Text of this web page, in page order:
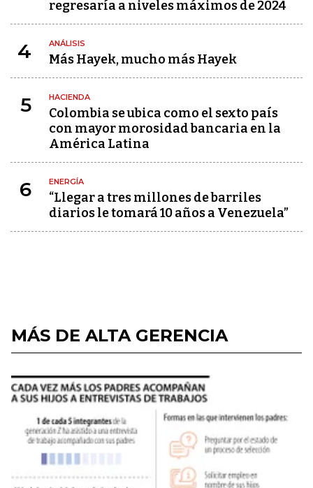
regresaría a niveles máximos de 2024
4 ANÁLISIS
Más Hayek, mucho más Hayek
5 HACIENDA
Colombia se ubica como el sexto país
con mayor morosidad bancaria en la
América Latina
6 ENERGÍA
“Llegar a tres millones de barriles
diarios le tomará 10 años a Venezuela”
MÁS DE ALTA GERENCIA